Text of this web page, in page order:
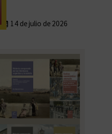
14 de julio de 2026